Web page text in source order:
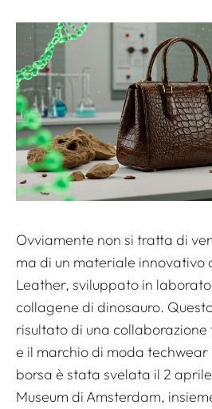
Ovviamente non si tratta di
ma di un materiale innovativo
Leather, sviluppato in
collagene di dinosauro.
risultato di una
e il marchio di moda techwear
borsa è stata svelata il 2
Museum di Amsterdam,